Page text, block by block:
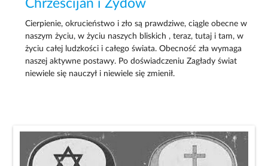
Chrześcijan i Żydów
Cierpienie, okrucieństwo i zło są prawdziwe, ciągle obecne w
naszym życiu, w życiu naszych bliskich , teraz, tutaj i tam, w
życiu całej ludzkości i całego świata. Obecność zła wymaga
naszej aktywne postawy. Po doświadczeniu Zagłady świat
niewiele się nauczył i niewiele się zmienił.